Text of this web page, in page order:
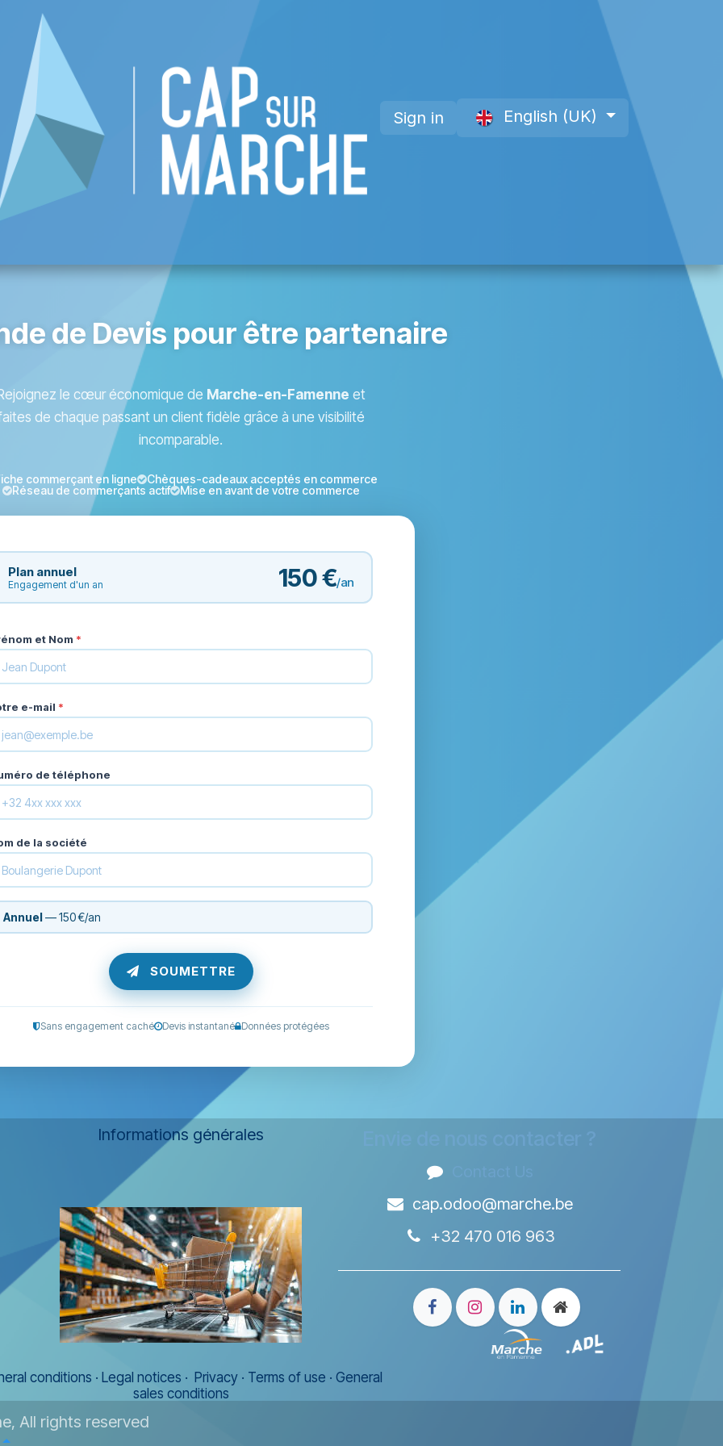
Sign in English (UK)
Offre site web CAP
de Devis pour être partenaire
le cœur économique de Marche-en-Famenne et
de chaque passant un client fidèle grâce à une visibilité
incomparable.
commerçant en ligne
Chèques-cadeaux acceptés en commerce
Réseau de commerçants actif
Mise en avant de votre commerce
Plan annuel
Engagement d'un an 150 €/an
et Nom *
e-mail *
de téléphone
de la société
Annuel— 150 €/an
SOUMETTRE
Sans engagement caché Devis instantané Données protégées
cap.odoo@marche.be
+32 470 016 963
conditions · Legal notices · Privacy· Terms of use · General
sales conditions
Informations générales
All rights reserved